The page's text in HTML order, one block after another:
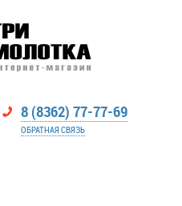
8 (8362) 77-77-69
ОБРАТНАЯ СВЯЗЬ